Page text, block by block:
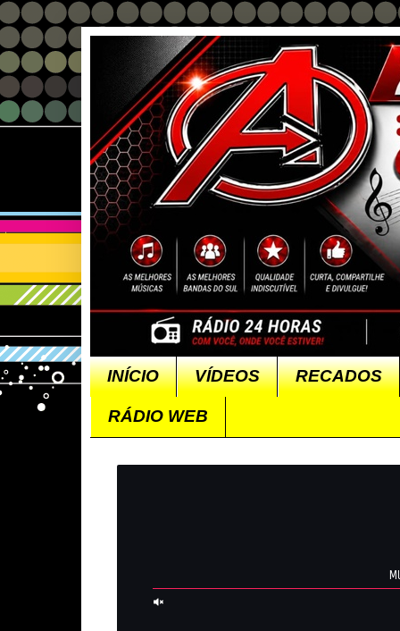
INÍCIO VÍDEOS RECADOS
RÁDIO WEB